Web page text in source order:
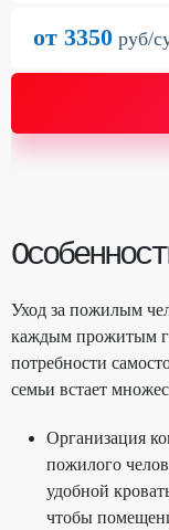
от 3350 руб/
Уход за пожилым
каждым прожитым
потребности
семьи встает
Организация
пожилого
удобной
чтобы